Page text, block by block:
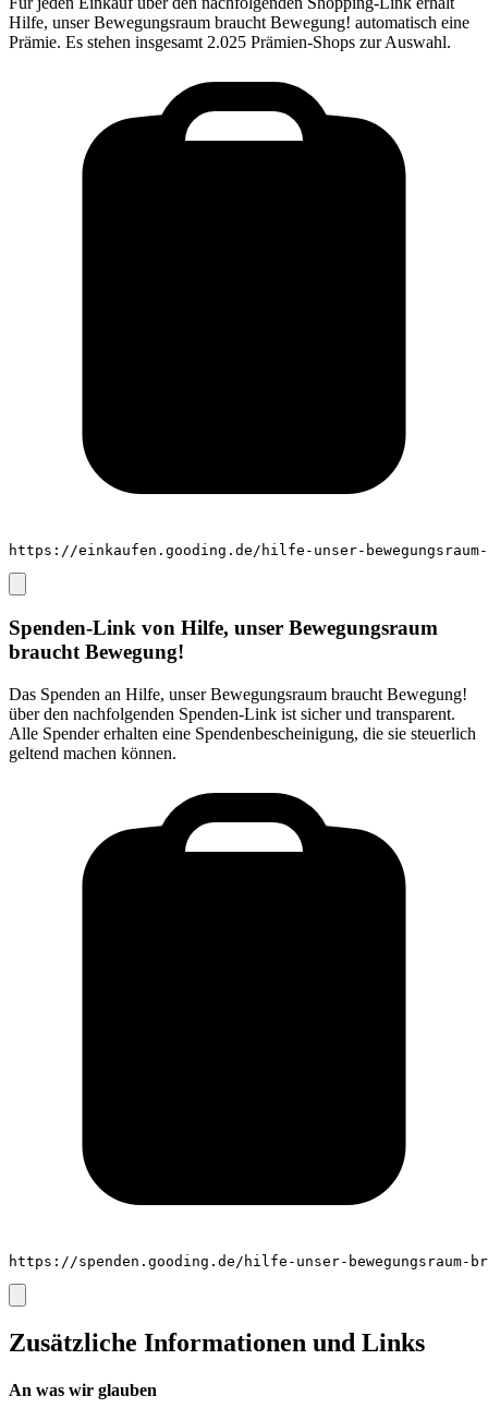
Hilfe, unser Bewegungsraum braucht Bewegung! automatisch eine
Prämie. Es stehen insgesamt 2.025 Prämien-Shops zur Auswahl.
https://einkaufen.gooding.de/hilfe-unser-bewegungsraum-
Spenden-Link von Hilfe, unser Bewegungsraum
braucht Bewegung!
Das Spenden an Hilfe, unser Bewegungsraum braucht Bewegung!
über den nachfolgenden Spenden-Link ist sicher und transparent.
Alle Spender erhalten eine Spendenbescheinigung, die sie steuerlich
geltend machen können.
https://spenden.gooding.de/hilfe-unser-bewegungsraum-
Zusätzliche Informationen und Links
An was wir glauben